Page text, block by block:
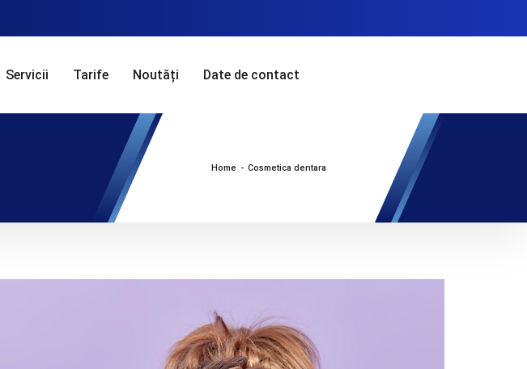
Servicii Tarife Noutăți Date de contact
Home - Cosmetica dentara